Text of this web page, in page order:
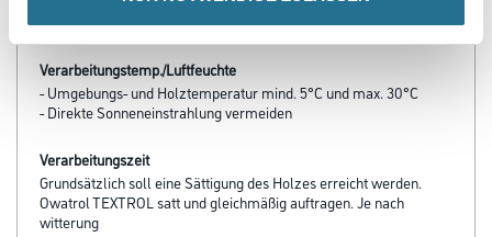
- Nass-in-nass, Fertigstellung in einem Tag möglich
Verarbeitungstemp./Luftfeuchte
- Umgebungs- und Holztemperatur mind. 5°C und max. 30°C
- Direkte Sonneneinstrahlung vermeiden
Verarbeitungszeit
Grundsätzlich soll eine Sättigung des Holzes erreicht werden.
Owatrol TEXTROL satt und gleichmäßig auftragen. Je nach
witterung